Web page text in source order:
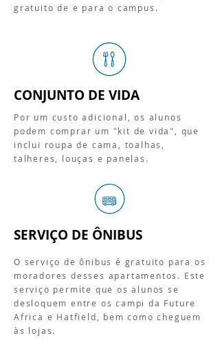
gratuito de e para o campus.
CONJUNTO DE VIDA
Por um custo adicional, os alunos
podem comprar um "kit de vida", que
inclui roupa de cama, toalhas,
talheres, louças e panelas.
SERVIÇO DE ÔNIBUS
O serviço de ônibus é gratuito para os
moradores desses apartamentos. Este
serviço permite que os alunos se
desloquem entre os campi da Future
Africa e Hatfield, bem como cheguem
às lojas.